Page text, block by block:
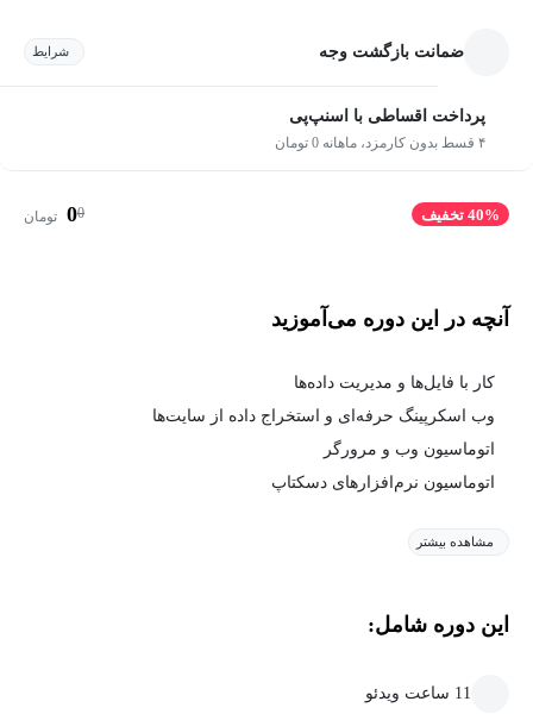
ضمانت بازگشت وجه شرایط
پرداخت اقساطی با اسنپ‌پی
۴ قسط بدون کارمزد، ماهانه 0 تومان
40% تخفیف 0
0 تومان
آنچه در این دوره می‌آموزید
کار با فایل‌ها و مدیریت داده‌ها
وب اسکرپینگ حرفه‌ای و استخراج داده از سایت‌ها
اتوماسیون وب و مرورگر
اتوماسیون نرم‌افزارهای دسکتاپ
مشاهده بیشتر
این دوره شامل:
11 ساعت ویدئو